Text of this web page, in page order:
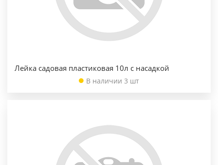
Лейка садовая пластиковая 10л с насадкой
В наличии 3 шт